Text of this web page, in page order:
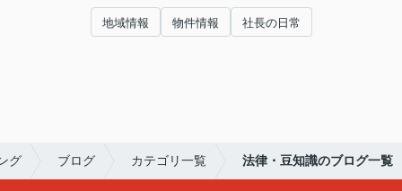
地域情報 物件情報 社長の日常
グ ブログ カテゴリ一覧 法律・豆知識のブログ一覧